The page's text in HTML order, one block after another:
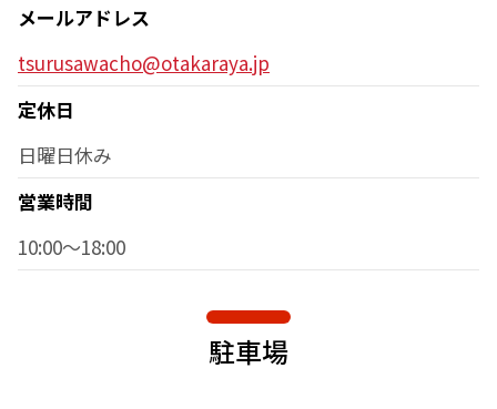
メールアドレス
tsurusawacho@otakaraya.jp
定休日
日曜日休み
営業時間
10:00～18:00
駐車場